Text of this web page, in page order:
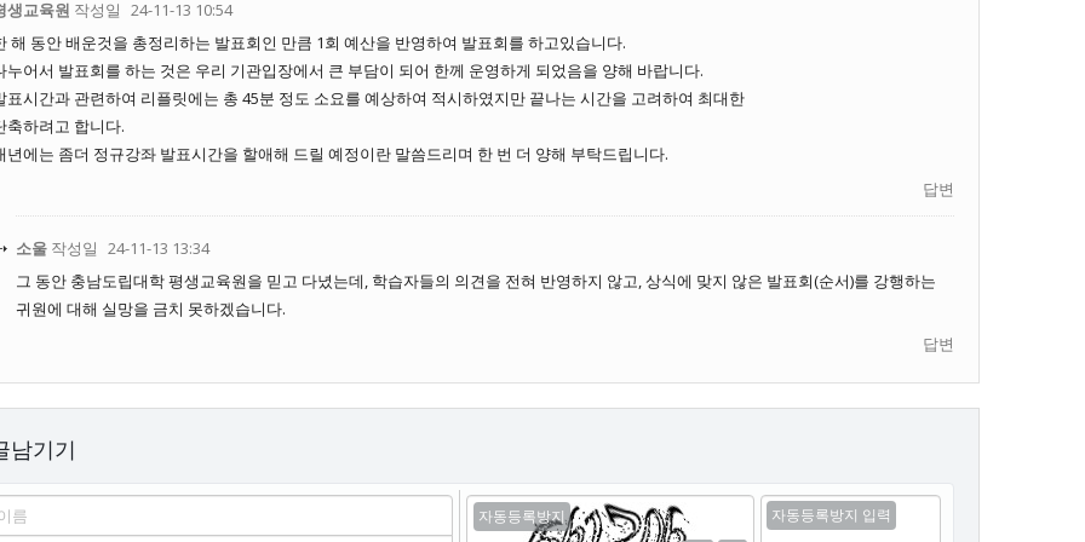
생교육원 작성일 24-11-13 10:54
해 동안 배운것을 총정리하는 발표회인 만큼 1회 예산을 반영하여 발표회를 하고있습니다.
누어서 발표회를 하는 것은 우리 기관입장에서 큰 부담이 되어 한께 운영하게 되었음을 양해 바랍니다.
표시간과 관련하여 리플릿에는 총 45분 정도 소요를 예상하여 적시하였지만 끝나는 시간을 고려하여 최대한
축하려고 합니다.
년에는 좀더 정규강좌 발표시간을 할애해 드릴 예정이란 말씀드리며 한 번 더 양해 부탁드립니다.
답변
소울 작성일 24-11-13 13:34
그 동안 충남도립대학 평생교육원을 믿고 다녔는데, 학습자들의 의견을 전혀 반영하지 않고, 상식에 맞지 않은 발표회(순서)를 강행하는
귀원에 대해 실망을 금치 못하겠습니다.
답변
남기기
필수